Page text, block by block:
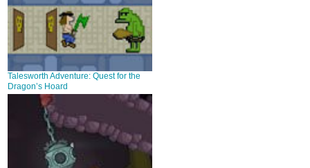
Talesworth Adventure: Quest for the
Dragon’s Hoard